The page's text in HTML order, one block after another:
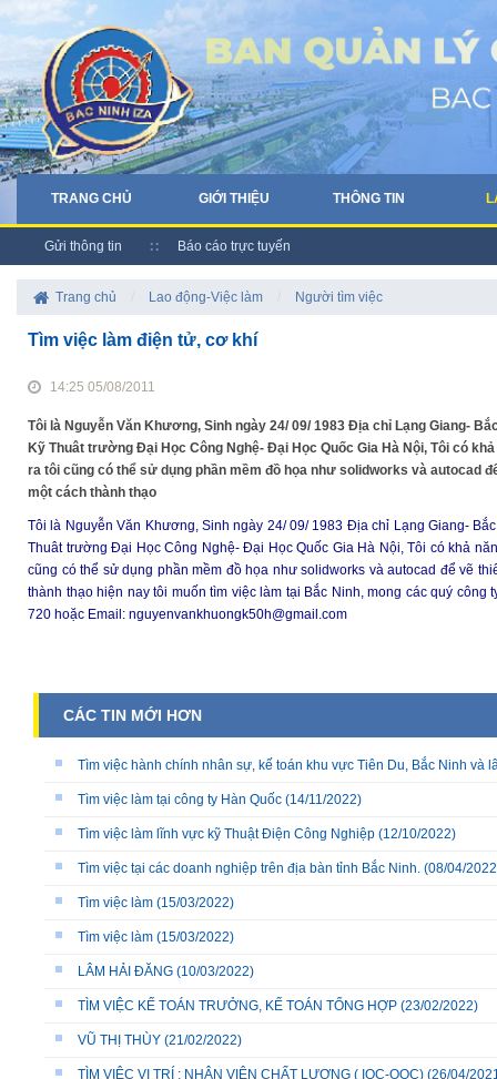
TRANG CHỦ GIỚI THIỆU THÔNG TIN
Gửi thông tin Báo cáo trực tuyến
Trang chủ Lao động-Việc làm Người tìm việc
Tìm việc làm điện tử, cơ khí
14:25 05/08/2011
Tôi là Nguyễn Văn Khương, Sinh ngày 24/ 09/ 1983 Địa chỉ Lạng Giang-
Kỹ Thuât trường Đại Học Công Nghệ- Đại Học Quốc Gia Hà Nội, Tôi có
ra tôi cũng có thể sử dụng phần mềm đồ họa như solidworks và autocad
một cách thành thạo
Tôi là Nguyễn Văn Khương, Sinh ngày 24/ 09/ 1983 Địa chỉ Lạng Giang-
Thuât trường Đại Học Công Nghệ- Đại Học Quốc Gia Hà Nội, Tôi có khả
cũng có thể sử dụng phần mềm đồ họa như solidworks và autocad để vẽ
thành thạo hiện nay tôi muốn tìm việc làm tại Bắc Ninh, mong các quý
720 hoặc Email: nguyenvankhuongk50h@gmail.com
CÁC TIN MỚI HƠN
Tìm việc hành chính nhân sự, kế toán khu vực Tiên Du, Bắc Ninh và
Tìm việc làm tại công ty Hàn Quốc (14/11/2022)
Tìm việc làm lĩnh vực kỹ Thuật Điện Công Nghiệp (12/10/2022)
Tìm việc tại các doanh nghiệp trên địa bàn tỉnh Bắc Ninh. (08/04/
Tìm việc làm (15/03/2022)
Tìm việc làm (15/03/2022)
LÂM HẢI ĐĂNG (10/03/2022)
TÌM VIỆC KẾ TOÁN TRƯỞNG, KẾ TOÁN TỔNG HỢP (23/02/2022)
VŨ THỊ THÙY (21/02/2022)
TÌM VIỆC VỊ TRÍ : NHÂN VIÊN CHẤT LƯỢNG ( IQC-OQC) (26/04/